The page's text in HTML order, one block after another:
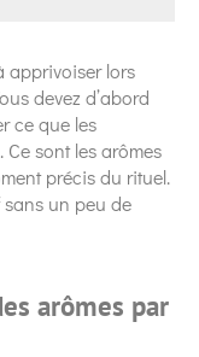
apprivoiser lors
devez d’abord
ce que les
sont les arômes
précis du rituel.
un peu de
arômes par